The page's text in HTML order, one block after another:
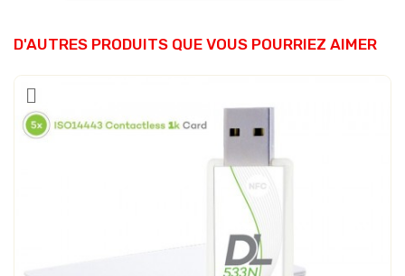
D'AUTRES PRODUITS QUE VOUS POURRIEZ AIMER